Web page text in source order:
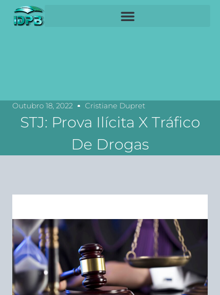
Outubro 18, 2022 Cristiane Dupret
STJ: Prova Ilícita X Tráfico
De Drogas